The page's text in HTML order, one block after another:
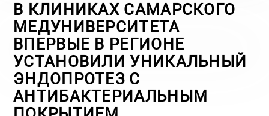
В КЛИНИКАХ САМАРСКОГО
МЕДУНИВЕРСИТЕТА
ВПЕРВЫЕ В РЕГИОНЕ
УСТАНОВИЛИ УНИКАЛЬНЫЙ
ЭНДОПРОТЕЗ С
АНТИБАКТЕРИАЛЬНЫМ